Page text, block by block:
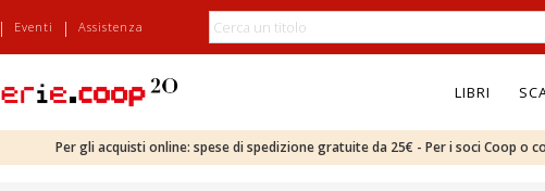
| Eventi | Assistenza
LIBRI
Per gli acquisti online: spese di spedizione gratuite da 25€ - Per i soci Coop o